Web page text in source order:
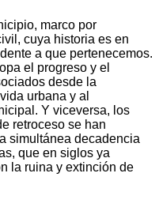
marco por
cuya historia es en
a que pertenecemos.
el progreso y el
desde la
urbana y al
Y viceversa, los
retroceso se han
simultánea decadencia
que en siglos ya
la ruina y extinción de